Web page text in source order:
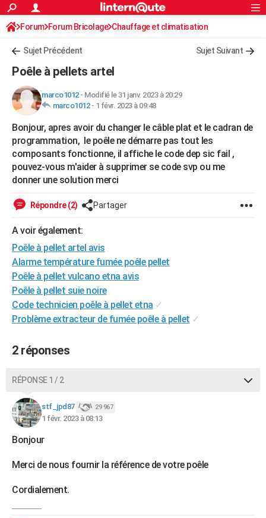
ACTUALITÉS
Politique
Société
Faits Divers
Education
Monde
Villes
+
FINANCE
Retraite
Impôts
Epargne
Immobilier
Risques naturels par ville
Banque
Assurance
Crédit
AUTO
Essais
Réserver un essai
Citadines
Berlines
SUV
Forum auto
+HIGH-TECH
Mobiles
Meilleur smartphone
Internet
Ordinateurs
Jeux vidéo
Guide high-tech
+BRICOLAGE
Forum
Aménagement intérieur
Extérieur
Cuisine
Salle de bains
Jardinage
Rangement
WEEK-END
Guides de France
Escapades
Patrimoine
Expositions
Musées
Week-end nature
LIFESTYLE
Art de vivre
Bien-être
Loisirs
Mode
Modes de vie
SANTE
Alimentation
Guide de la santé
Maladies
Médicaments
Sommeil
VOYAGE
Destinations
City break
Voyage nature
Voyage de noces
Forum
Climat
+PHOTO
GUIDES D'ACHAT
CARTE DE VOEUX
Carte de Noël
Carte Bonne année
Carte Saint-Valentin
Carte Pâques
Carte d'anniversaire
DICTIONNAIRE
Dictionnaire
Biographies
Citations
Expressions
Proverbes
PROGRAMME TV
COPAINS D'AVANT
S'inscrire
Se connecter
Lycées
Collèges
Primaires
Universités
Entreprises
Service militaire
Avis de recherche
Bricolage
Lifestyle
Culture
Sport
Auto
Television
Voyage
Cinema
Rechercher
S'inscrire
Connexion
Forum Forum Bricolage Chauffage et climatisation
Sujet Précédent Sujet Suivant
Poêle à pellets artel
marco1012- Modifié le 31 janv. 2023 à 20:29
marco1012- 1 févr. 2023 à 09:48
Bonjour, apres avoir du changer le câble plat et le cadran de
programmation, le poêle ne démarre pas tout les
composants fonctionne, il affiche le code dep sic fail ,
pouvez-vous m'aider à supprimer se code svp ou me
donner une solution merci
Répondre (2) Partager
A voir également:
Poêle à pellet artel avis
Alarme température fumée poêle pellet
Poêle à pellet vulcano etna avis
Poêle à pellet suie noire
Code technicien poêle à pellet etna ✓
Problème extracteur de fumée poêle à pellet ✓
2 réponses
RÉPONSE 1 / 2
stf_jpd87 29 967
1 févr. 2023 à 08:13
Bonjour
Merci de nous fournir la référence de votre poêle
Cordialement.